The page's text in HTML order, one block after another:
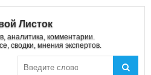
Листок
аналитика, комментарии.
сводки, мнения экспертов.